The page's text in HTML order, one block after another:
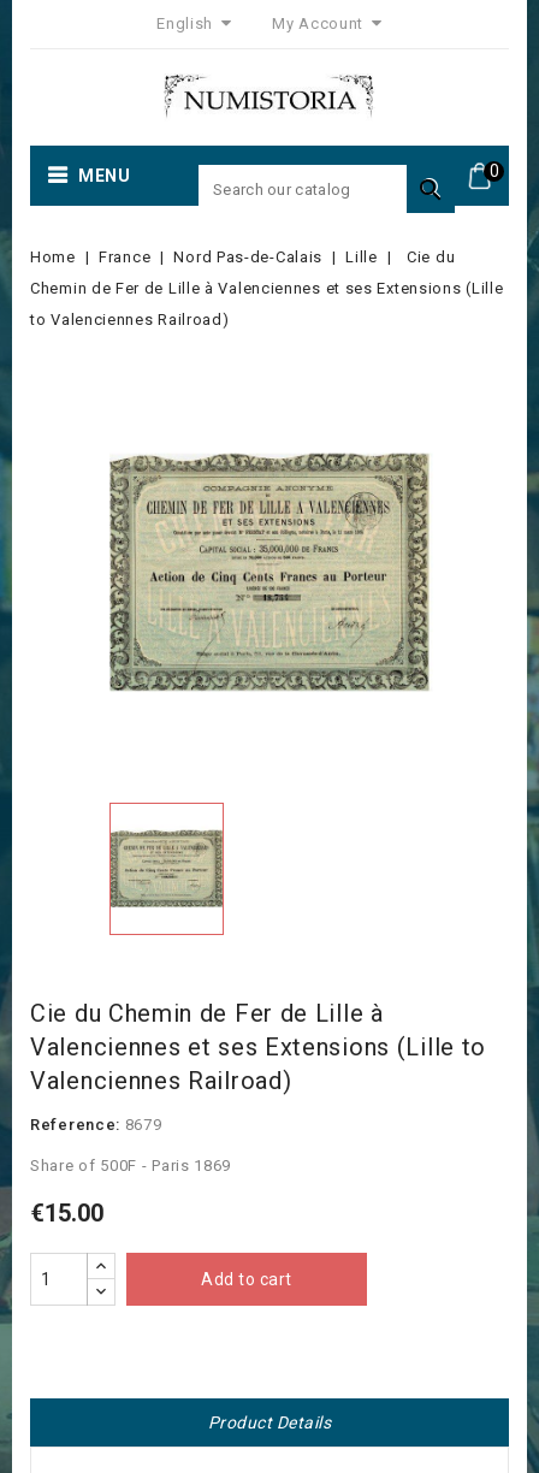
English My Account
0
MENU 
Home France Nord Pas-de-Calais Lille
Cie du
Chemin de Fer de Lille à Valenciennes et ses Extensions (Lille
to Valenciennes Railroad)
Cie du Chemin de Fer de Lille à
Valenciennes et ses Extensions (Lille to
Valenciennes Railroad)
Reference: 8679
Share of 500F - Paris 1869
€15.00
Add to cart
Product Details